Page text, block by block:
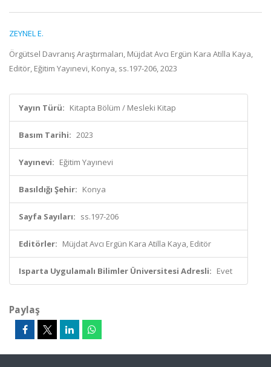
ZEYNEL E.
Örgütsel Davranış Araştırmaları, Müjdat Avcı Ergün Kara Atilla Kaya,
Editör, Eğitim Yayınevi, Konya, ss.197-206, 2023
Yayın Türü: Kitapta Bölüm / Mesleki Kitap
Basım Tarihi: 2023
Yayınevi: Eğitim Yayınevi
Basıldığı Şehir: Konya
Sayfa Sayıları: ss.197-206
Editörler: Müjdat Avcı Ergün Kara Atilla Kaya, Editör
Isparta Uygulamalı Bilimler Üniversitesi Adresli: Evet
Paylaş